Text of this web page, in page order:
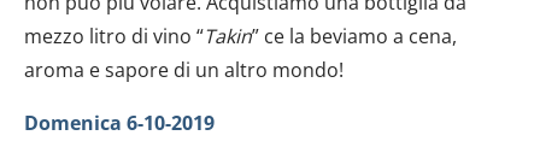
mezzo litro di vino “Takin” ce la beviamo a cena,
aroma e sapore di un altro mondo!
Domenica 6-10-2019